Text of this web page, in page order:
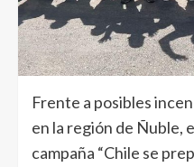
Frente a posibles
en la región de Ñuble,
campaña “Chile se